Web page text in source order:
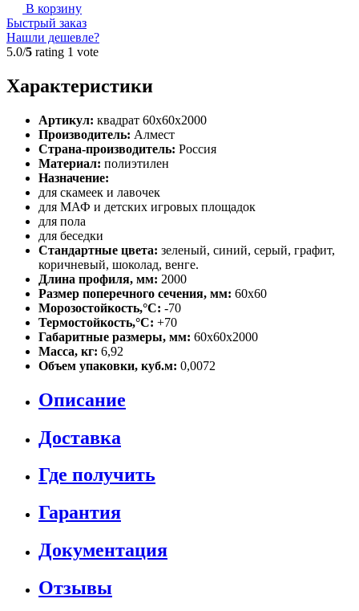
В корзину
Быстрый заказ
Нашли дешевле?
5.0/5 rating 1 vote
Характеристики
Артикул: квадрат 60х60х2000
Производитель: Алмест
Страна-производитель: Россия
Материал: полиэтилен
Назначение:
для скамеек и лавочек
для МАФ и детских игровых площадок
для пола
для беседки
Стандартные цвета: зеленый, синий, серый, графит,
коричневый, шоколад, венге.
Длина профиля, мм: 2000
Размер поперечного сечения, мм: 60х60
Морозостойкость,°C: -70
Термостойкость,°C: +70
Габаритные размеры, мм: 60х60х2000
Масса, кг: 6,92
Объем упаковки, куб.м: 0,0072
Описание
Доставка
Где получить
Гарантия
Документация
Отзывы